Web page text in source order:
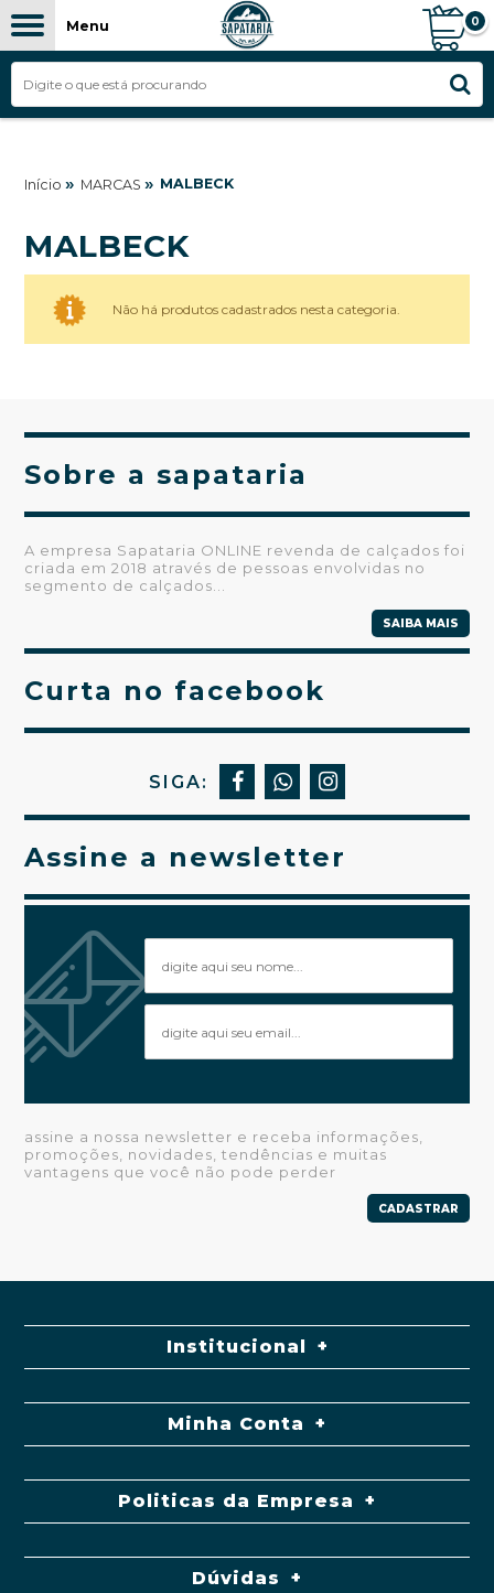
Menu 0
Início » MARCAS » MALBECK
MALBECK
Não há produtos cadastrados nesta categoria.
Sobre a sapataria
A empresa Sapataria ONLINE revenda de calçados foi
criada em 2018 através de pessoas envolvidas no
segmento de calçados...
SAIBA MAIS
Curta no facebook
SIGA:
Assine a newsletter
assine a nossa newsletter e receba informações,
promoções, novidades, tendências e muitas
vantagens que você não pode perder
CADASTRAR
Institucional
Minha Conta
Politicas da Empresa
Dúvidas